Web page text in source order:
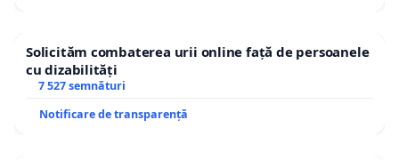
Solicităm combaterea urii online față de persoanele
cu dizabilități
7 527 semnături
Notificare de transparență